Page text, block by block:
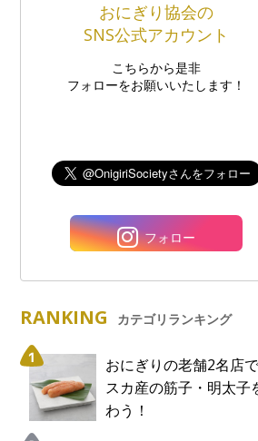
おにぎり協会の
SNS公式アカウント
こちらから是非
フォローをお願いいたします！
フォロー
RANKING カテゴリランキング
おにぎりの老舗2名店
スカ産の筋子・明太子
わう！